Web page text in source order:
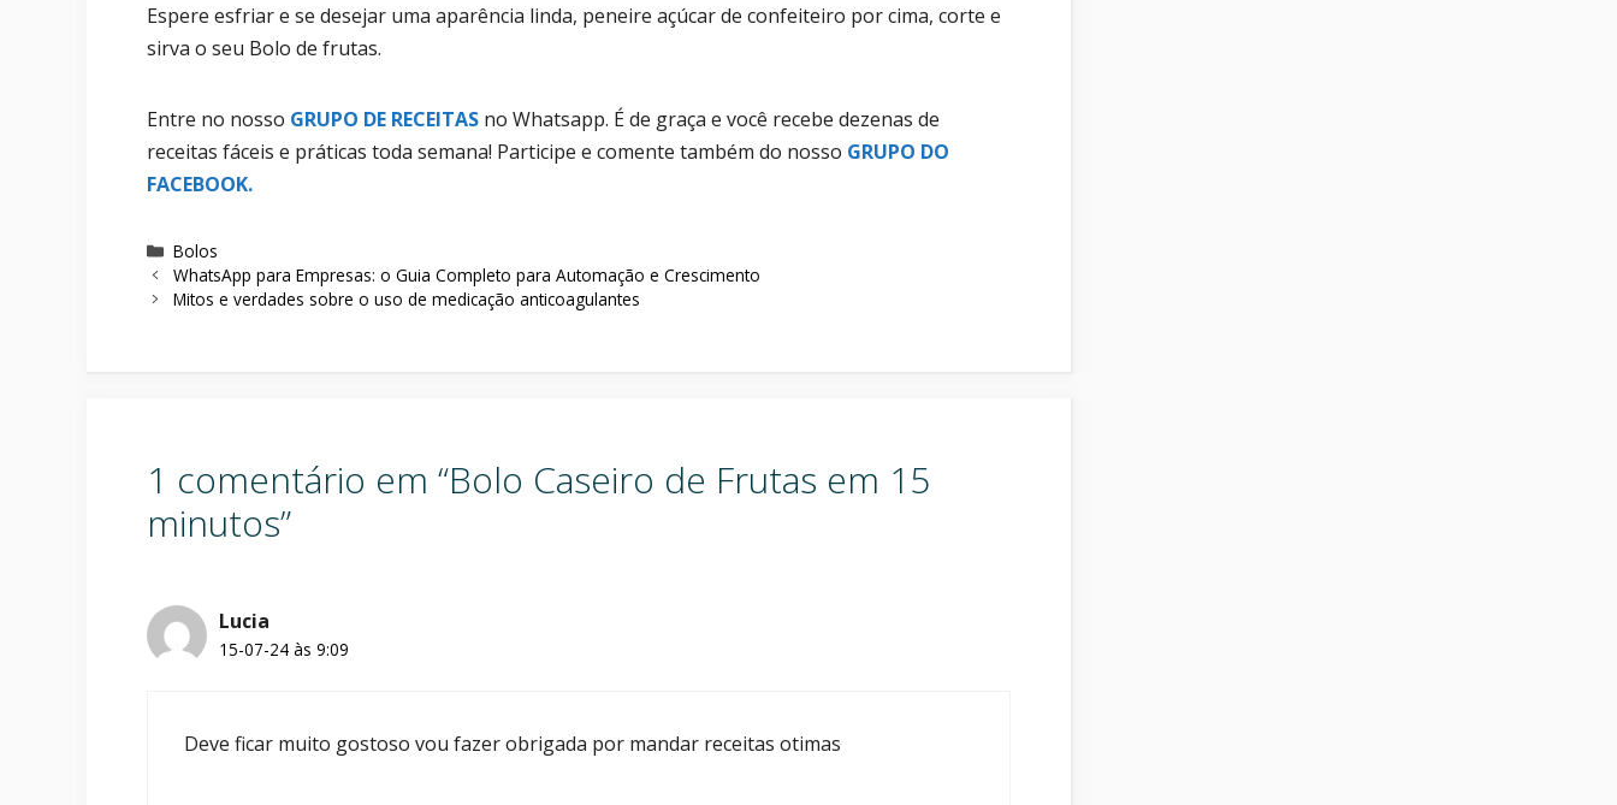
Espere esfriar e se desejar uma aparência linda, peneire açúcar de confeiteiro por cima, corte e
sirva o seu Bolo de frutas.
Entre no nosso GRUPO DE RECEITAS no Whatsapp. É de graça e você recebe dezenas de
receitas fáceis e práticas toda semana! Participe e comente também do nosso GRUPO DO
FACEBOOK.
Categorias
Bolos
WhatsApp para Empresas: o Guia Completo para Automação e Crescimento
Mitos e verdades sobre o uso de medicação anticoagulantes
1 comentário em “Bolo Caseiro de Frutas em 15
minutos”
Lucia
15-07-24 às 9:09
Deve ficar muito gostoso vou fazer obrigada por mandar receitas otimas